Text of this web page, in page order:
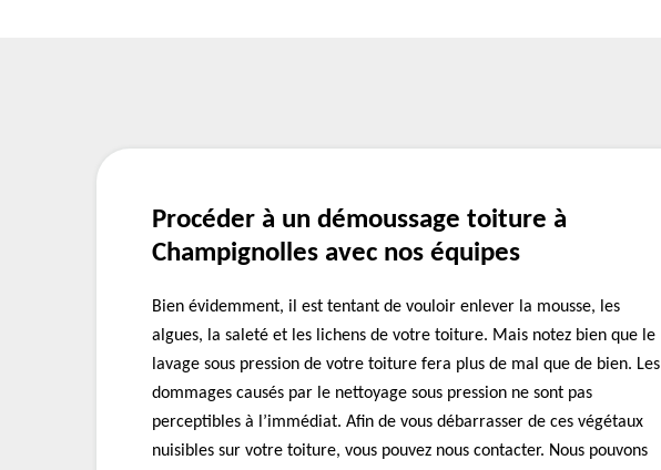
Procéder à un démoussage toiture à
Champignolles avec nos équipes
Bien évidemment, il est tentant de vouloir enlever la mousse, les
algues, la saleté et les lichens de votre toiture. Mais notez bien que le
lavage sous pression de votre toiture fera plus de mal que de bien. Les
dommages causés par le nettoyage sous pression ne sont pas
perceptibles à l’immédiat. Afin de vous débarrasser de ces végétaux
nuisibles sur votre toiture, vous pouvez nous contacter. Nous pouvons